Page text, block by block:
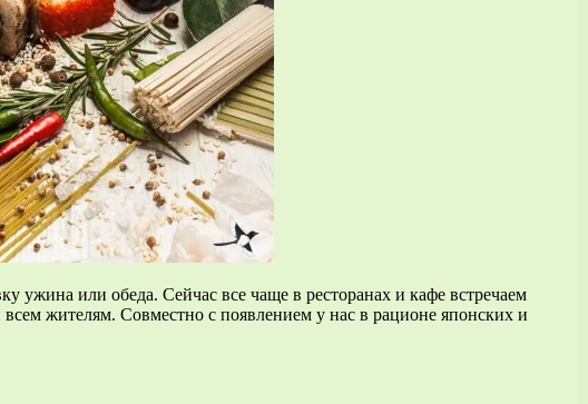
ужина или обеда. Сейчас все чаще в ресторанах и кафе встречаем
жителям. Совместно с появлением у нас в рационе японских и